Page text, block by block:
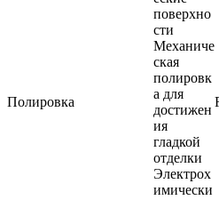
поверхно
сти
Полировка
Механиче
ская
полировк
а для
достижен
ия
гладкой
отделки
Электрох
имически